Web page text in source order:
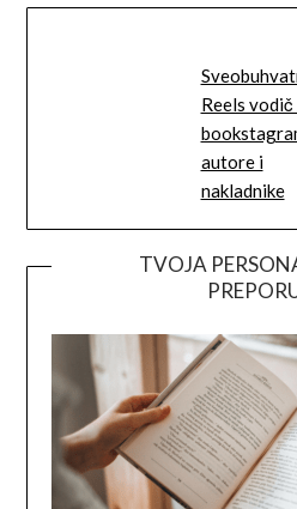
Reels vodič
autore i
nakladnike
TVOJA